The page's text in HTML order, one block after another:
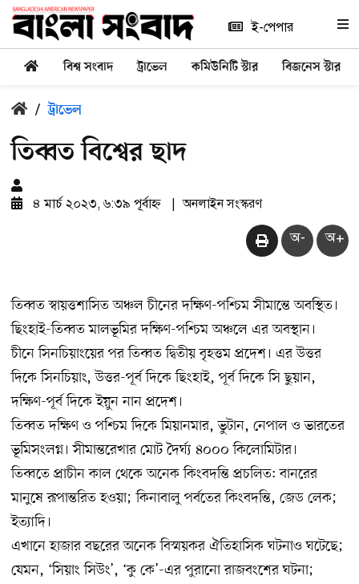
ই-পেপার
বিশ্ব সংবাদ ট্রাভেল কমিউনিটি স্টার বিজনেস স্টার
/ ট্রাভেল
তিব্বত বিশ্বের ছাদ
৪ মার্চ ২০২৩, ৬:৩৯ পূর্বাহ্ন অনলাইন সংস্করণ
অ- অ+
তিব্বত স্বায়ত্তশাসিত অঞ্চল চীনের দক্ষিণ-পশ্চিম সীমান্তে অবস্থিত।
ছিংহাই-তিব্বত মালভূমির দক্ষিণ-পশ্চিম অঞ্চলে এর অবস্থান।
চীনে সিনচিয়াংয়ের পর তিব্বত দ্বিতীয় বৃহত্তম প্রদেশ। এর উত্তর
দিকে সিনচিয়াং, উত্তর-পূর্ব দিকে ছিংহাই, পূর্ব দিকে সি ছুয়ান,
দক্ষিণ-পূর্ব দিকে ইয়ুন নান প্রদেশ।
তিব্বত দক্ষিণ ও পশ্চিম দিকে মিয়ানমার, ভুটান, নেপাল ও ভারতের
ভূমিসংলগ্ন। সীমান্তরেখার মোট দৈর্ঘ্য ৪০০০ কিলোমিটার।
তিব্বতে প্রাচীন কাল থেকে অনেক কিংবদন্তি প্রচলিত: বানরের
মানুষে রূপান্তরিত হওয়া; কিনাবালু পর্বতের কিংবদন্তি, জেড লেক;
ইত্যাদি।
এখানে হাজার বছরের অনেক বিস্ময়কর ঐতিহাসিক ঘটনাও ঘটেছে;
যেমন, ‘সিয়াং সিউং’, ‘কু কে’-এর পুরানো রাজবংশের ঘটনা;